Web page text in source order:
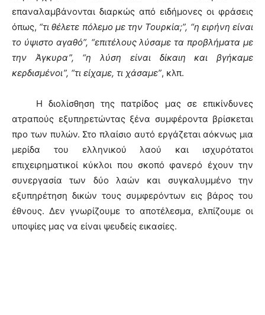
επαναλαμβάνονται διαρκώς από ειδήμονες οι φράσεις
όπως, “τι θέλετε πόλεμο με την Τουρκία;”, “η ειρήνη είναι
το ύψιστο αγαθό”, “επιτέλους λύσαμε τα προβλήματα με
την Άγκυρα”, “η λύση είναι δίκαιη και βγήκαμε
κερδισμένοι”, “τι είχαμε, τι χάσαμε”, κλπ.
Η διολίσθηση της πατρίδος μας σε επικίνδυνες
ατραπούς εξυπηρετώντας ξένα συμφέροντα βρίσκεται
προ των πυλών. Στο πλαίσιο αυτό εργάζεται αόκνως μια
μερίδα του ελληνικού λαού και ισχυρότατοι
επιχειρηματικοί κύκλοι που σκοπό φανερό έχουν την
συνεργασία των δύο λαών και συγκαλυμμένο την
εξυπηρέτηση δικών τους συμφερόντων εις βάρος του
έθνους. Δεν γνωρίζουμε το αποτέλεσμα, ελπίζουμε οι
υποψίες μας να είναι ψευδείς εικασίες.